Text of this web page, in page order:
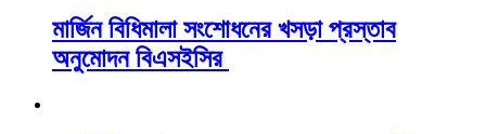
মার্জিন বিধিমালা সংশোধনের খসড়া প্রস্তাব
অনুমোদন বিএসইসির